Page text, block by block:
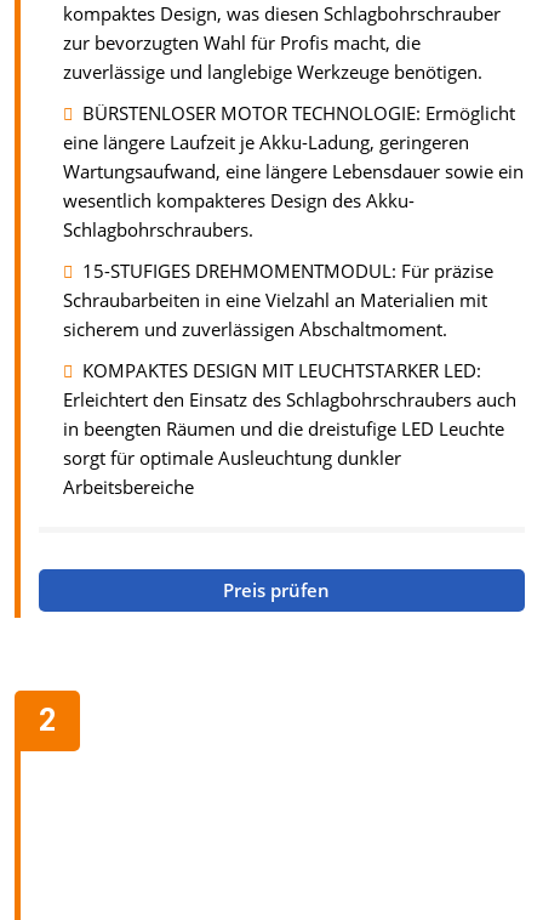
kompaktes Design, was diesen Schlagbohrschrauber
zur bevorzugten Wahl für Profis macht, die
zuverlässige und langlebige Werkzeuge benötigen.
BÜRSTENLOSER MOTOR TECHNOLOGIE: Ermöglicht
eine längere Laufzeit je Akku-Ladung, geringeren
Wartungsaufwand, eine längere Lebensdauer sowie ein
wesentlich kompakteres Design des Akku-
Schlagbohrschraubers.
15-STUFIGES DREHMOMENTMODUL: Für präzise
Schraubarbeiten in eine Vielzahl an Materialien mit
sicherem und zuverlässigen Abschaltmoment.
KOMPAKTES DESIGN MIT LEUCHTSTARKER LED:
Erleichtert den Einsatz des Schlagbohrschraubers auch
in beengten Räumen und die dreistufige LED Leuchte
sorgt für optimale Ausleuchtung dunkler
Arbeitsbereiche
Preis prüfen